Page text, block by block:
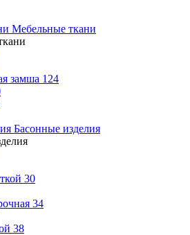
Мебельные ткани
замша 124
Басонные изделия
30
34
38